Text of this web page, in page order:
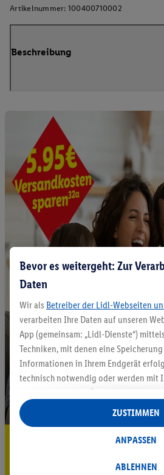
Artikelnummer: 100400710002
Beschreibung
5.95 € Versand
Jetzt zum Newsletter
Bevor es weitergeht: Zur
Daten
Wir als Betreiber der Lidl-Webseiten
verarbeiten Ihre Daten auf unseren
App (gemeinsam: „Lidl-Dienste“)
Techniken, mit denen eine
Informationen in Ihrem Endgerät
technisch notwendig oder werden mit
auch durch Partner (u.a.
Verantwortliche; im Zusammenhang mit
insgesamt
Statistik-Erstellung oder für
Datenverarbeitungen für ABLEHNEN
ANPASSEN
ZUSTIMMEN